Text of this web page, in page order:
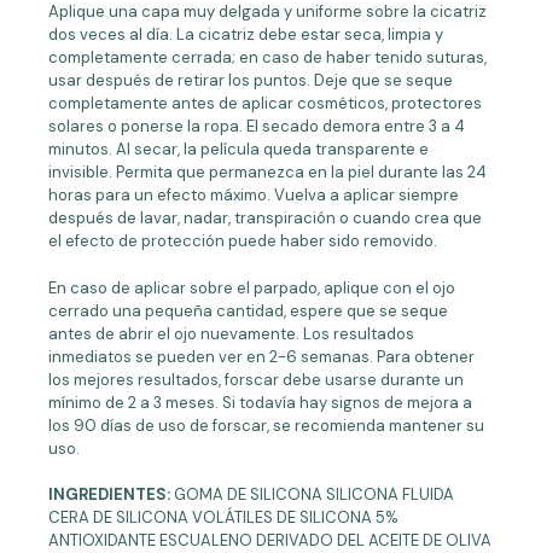
Aplique una capa muy delgada y uniforme sobre la cicatriz
dos veces al día. La cicatriz debe estar seca, limpia y
completamente cerrada; en caso de haber tenido suturas,
usar después de retirar los puntos. Deje que se seque
completamente antes de aplicar cosméticos, protectores
solares o ponerse la ropa. El secado demora entre 3 a 4
minutos. Al secar, la película queda transparente e
invisible. Permita que permanezca en la piel durante las 24
horas para un efecto máximo. Vuelva a aplicar siempre
después de lavar, nadar, transpiración o cuando crea que
el efecto de protección puede haber sido removido.
En caso de aplicar sobre el parpado, aplique con el ojo
cerrado una pequeña cantidad, espere que se seque
antes de abrir el ojo nuevamente. Los resultados
inmediatos se pueden ver en 2-6 semanas. Para obtener
los mejores resultados, forscar debe usarse durante un
mínimo de 2 a 3 meses. Si todavía hay signos de mejora a
los 90 días de uso de forscar, se recomienda mantener su
uso.
INGREDIENTES: GOMA DE SILICONA SILICONA FLUIDA
CERA DE SILICONA VOLÁTILES DE SILICONA 5%
ANTIOXIDANTE ESCUALENO DERIVADO DEL ACEITE DE OLIVA